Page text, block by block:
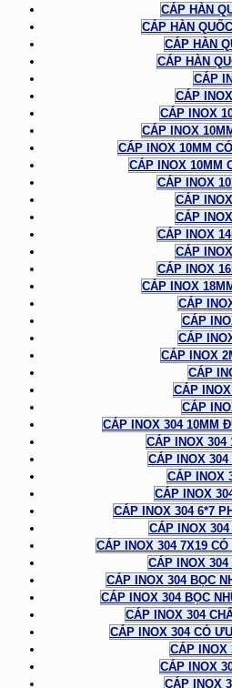
CÁP HÀN
CÁP HÀN
CÁP HÀN
CÁP HÀN
CÁP
CÁP
CÁP INOX
CÁP INOX
CÁP INOX 10MM
CÁP INOX 10MM
CÁP INOX
CÁP
CÁP
CÁP INOX
CÁP
CÁP INOX
CÁP INOX
CÁP
CÁP
CÁP
CÁP INOX
CÁP
CÁP
CÁP
CÁP INOX 304 10MM
CÁP INOX 304
CÁP INOX 304
CÁP INOX
CÁP INOX
CÁP INOX 304 6*7
CÁP INOX
CÁP INOX 304 7X19
CÁP INOX
CÁP INOX 304 BỌC
CÁP INOX 304 BỌC
CÁP INOX 304
CÁP INOX 304 CÓ
CÁP INOX
CÁP INOX
CÁP INOX